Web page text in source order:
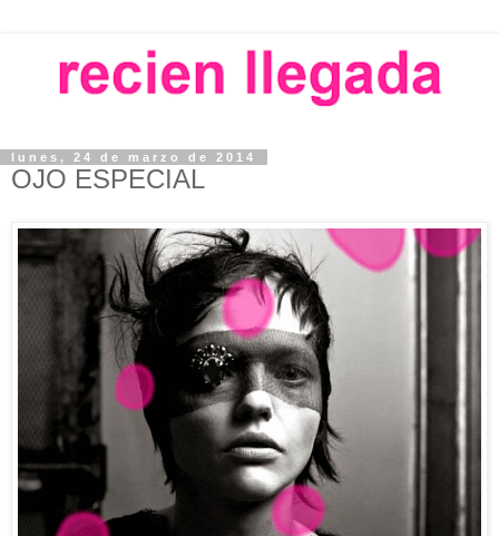
lunes, 24 de marzo de 2014
OJO ESPECIAL